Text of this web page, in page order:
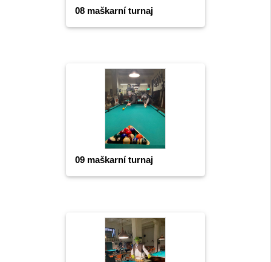
08 maškarní turnaj
09 maškarní turnaj